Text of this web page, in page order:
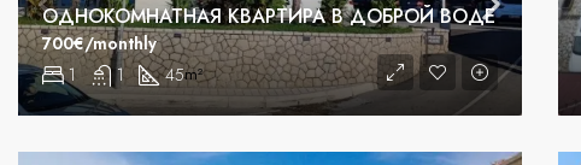
ОДНОКОМНАТНАЯ КВАРТИРА В ДОБРОЙ ВОДЕ
1 1 45m²
700€/monthly